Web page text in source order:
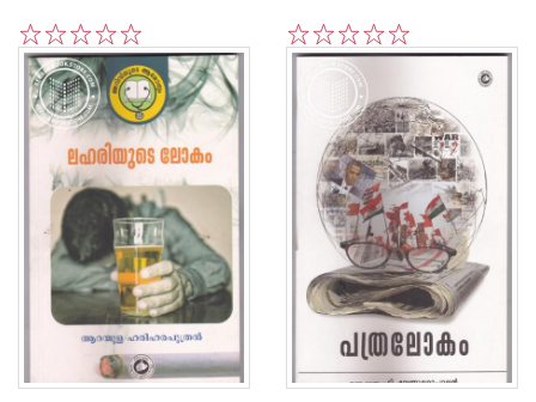
5
4
3
2
1 5
4
3
2
1